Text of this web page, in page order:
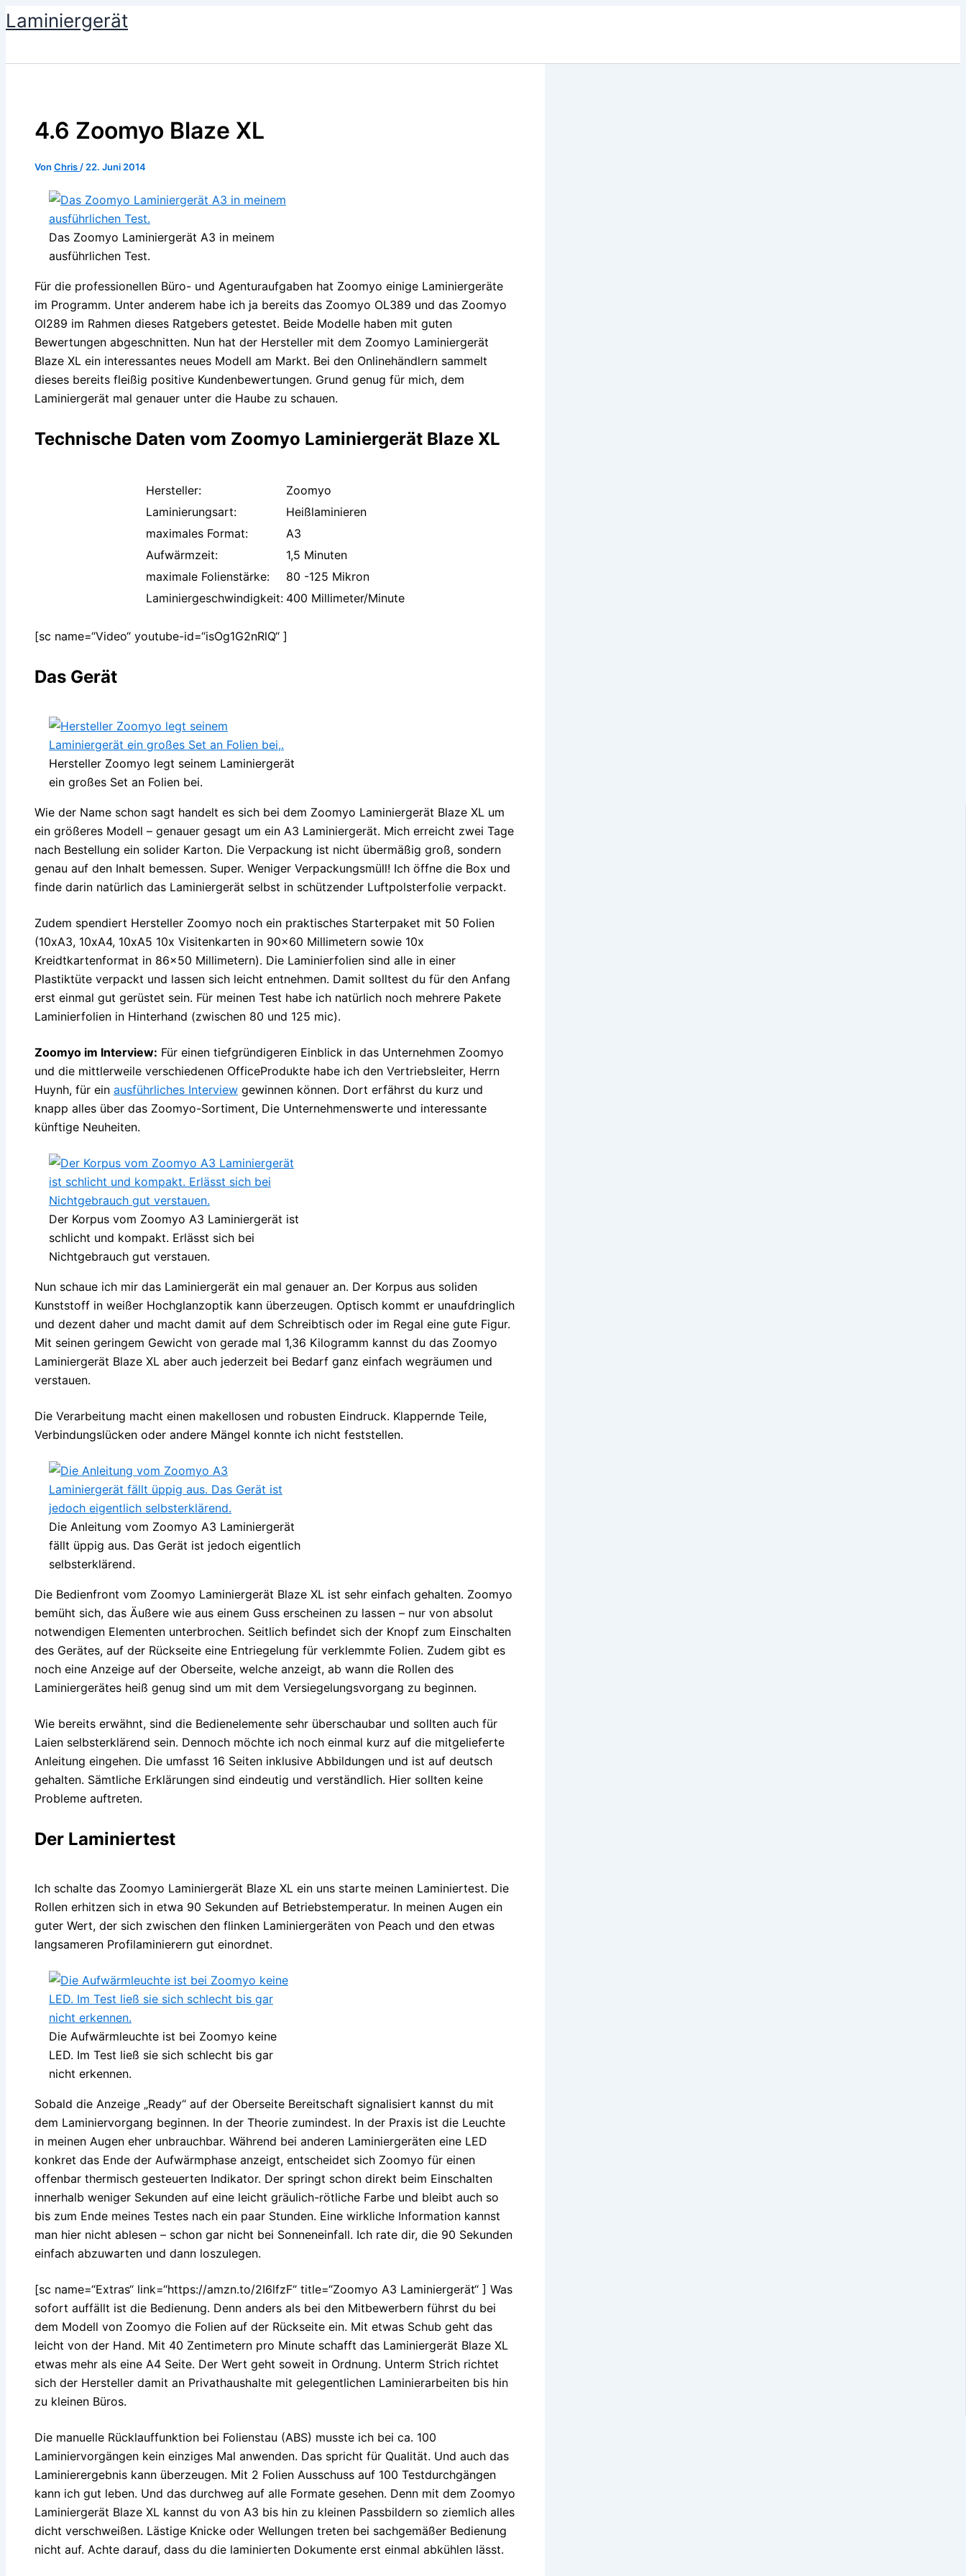
Zum
Inhalt
Laminiergerät
4.6 Zoomyo Blaze XL
Von Chris / 22. Juni 2014
Das Zoomyo Laminiergerät A3 in meinem
ausführlichen Test.
Für die professionellen Büro- und Agenturaufgaben hat Zoomyo einige Laminiergeräte
im Programm. Unter anderem habe ich ja bereits das Zoomyo OL389 und das Zoomyo
Ol289 im Rahmen dieses Ratgebers getestet. Beide Modelle haben mit guten
Bewertungen abgeschnitten. Nun hat der Hersteller mit dem Zoomyo Laminiergerät
Blaze XL ein interessantes neues Modell am Markt. Bei den Onlinehändlern sammelt
dieses bereits fleißig positive Kundenbewertungen. Grund genug für mich, dem
Laminiergerät mal genauer unter die Haube zu schauen.
Technische Daten vom Zoomyo Laminiergerät Blaze XL
Hersteller:
Zoomyo
Laminierungsart:
Heißlaminieren
maximales Format:
A3
Aufwärmzeit:
1,5 Minuten
maximale Folienstärke:
80 -125 Mikron
Laminiergeschwindigkeit: 400 Millimeter/Minute
[sc name=“Video“ youtube-id=“isOg1G2nRlQ“ ]
Das Gerät
Hersteller Zoomyo legt seinem Laminiergerät
ein großes Set an Folien bei.
Wie der Name schon sagt handelt es sich bei dem Zoomyo Laminiergerät Blaze XL um
ein größeres Modell – genauer gesagt um ein A3 Laminiergerät. Mich erreicht zwei Tage
nach Bestellung ein solider Karton. Die Verpackung ist nicht übermäßig groß, sondern
genau auf den Inhalt bemessen. Super. Weniger Verpackungsmüll! Ich öffne die Box und
finde darin natürlich das Laminiergerät selbst in schützender Luftpolsterfolie verpackt.
Zudem spendiert Hersteller Zoomyo noch ein praktisches Starterpaket mit 50 Folien
(10xA3, 10xA4, 10xA5 10x Visitenkarten in 90×60 Millimetern sowie 10x
Kreidtkartenformat in 86×50 Millimetern). Die Laminierfolien sind alle in einer
Plastiktüte verpackt und lassen sich leicht entnehmen. Damit solltest du für den Anfang
erst einmal gut gerüstet sein. Für meinen Test habe ich natürlich noch mehrere Pakete
Laminierfolien in Hinterhand (zwischen 80 und 125 mic).
Zoomyo im Interview: Für einen tiefgründigeren Einblick in das Unternehmen Zoomyo
und die mittlerweile verschiedenen OfficeProdukte habe ich den Vertriebsleiter, Herrn
Huynh, für ein ausführliches Interview gewinnen können. Dort erfährst du kurz und
knapp alles über das Zoomyo-Sortiment, Die Unternehmenswerte und interessante
künftige Neuheiten.
Der Korpus vom Zoomyo A3 Laminiergerät ist
schlicht und kompakt. Erlässt sich bei
Nichtgebrauch gut verstauen.
Nun schaue ich mir das Laminiergerät ein mal genauer an. Der Korpus aus soliden
Kunststoff in weißer Hochglanzoptik kann überzeugen. Optisch kommt er unaufdringlich
und dezent daher und macht damit auf dem Schreibtisch oder im Regal eine gute Figur.
Mit seinen geringem Gewicht von gerade mal 1,36 Kilogramm kannst du das Zoomyo
Laminiergerät Blaze XL aber auch jederzeit bei Bedarf ganz einfach wegräumen und
verstauen.
Die Verarbeitung macht einen makellosen und robusten Eindruck. Klappernde Teile,
Verbindungslücken oder andere Mängel konnte ich nicht feststellen.
Die Anleitung vom Zoomyo A3 Laminiergerät
fällt üppig aus. Das Gerät ist jedoch eigentlich
selbsterklärend.
Die Bedienfront vom Zoomyo Laminiergerät Blaze XL ist sehr einfach gehalten. Zoomyo
bemüht sich, das Äußere wie aus einem Guss erscheinen zu lassen – nur von absolut
notwendigen Elementen unterbrochen. Seitlich befindet sich der Knopf zum Einschalten
des Gerätes, auf der Rückseite eine Entriegelung für verklemmte Folien. Zudem gibt es
noch eine Anzeige auf der Oberseite, welche anzeigt, ab wann die Rollen des
Laminiergerätes heiß genug sind um mit dem Versiegelungsvorgang zu beginnen.
Wie bereits erwähnt, sind die Bedienelemente sehr überschaubar und sollten auch für
Laien selbsterklärend sein. Dennoch möchte ich noch einmal kurz auf die mitgelieferte
Anleitung eingehen. Die umfasst 16 Seiten inklusive Abbildungen und ist auf deutsch
gehalten. Sämtliche Erklärungen sind eindeutig und verständlich. Hier sollten keine
Probleme auftreten.
Der Laminiertest
Ich schalte das Zoomyo Laminiergerät Blaze XL ein uns starte meinen Laminiertest. Die
Rollen erhitzen sich in etwa 90 Sekunden auf Betriebstemperatur. In meinen Augen ein
guter Wert, der sich zwischen den flinken Laminiergeräten von Peach und den etwas
langsameren Profilaminierern gut einordnet.
Die Aufwärmleuchte ist bei Zoomyo keine
LED. Im Test ließ sie sich schlecht bis gar
nicht erkennen.
Sobald die Anzeige „Ready“ auf der Oberseite Bereitschaft signalisiert kannst du mit
dem Laminiervorgang beginnen. In der Theorie zumindest. In der Praxis ist die Leuchte
in meinen Augen eher unbrauchbar. Während bei anderen Laminiergeräten eine LED
konkret das Ende der Aufwärmphase anzeigt, entscheidet sich Zoomyo für einen
offenbar thermisch gesteuerten Indikator. Der springt schon direkt beim Einschalten
innerhalb weniger Sekunden auf eine leicht gräulich-rötliche Farbe und bleibt auch so
bis zum Ende meines Testes nach ein paar Stunden. Eine wirkliche Information kannst
man hier nicht ablesen – schon gar nicht bei Sonneneinfall. Ich rate dir, die 90 Sekunden
einfach abzuwarten und dann loszulegen.
[sc name=“Extras“ link=“https://amzn.to/2I6lfzF“ title=“Zoomyo A3 Laminiergerät“ ] Was
sofort auffällt ist die Bedienung. Denn anders als bei den Mitbewerbern führst du bei
dem Modell von Zoomyo die Folien auf der Rückseite ein. Mit etwas Schub geht das
leicht von der Hand. Mit 40 Zentimetern pro Minute schafft das Laminiergerät Blaze XL
etwas mehr als eine A4 Seite. Der Wert geht soweit in Ordnung. Unterm Strich richtet
sich der Hersteller damit an Privathaushalte mit gelegentlichen Laminierarbeiten bis hin
zu kleinen Büros.
Die manuelle Rücklauffunktion bei Folienstau (ABS) musste ich bei ca. 100
Laminiervorgängen kein einziges Mal anwenden. Das spricht für Qualität. Und auch das
Laminierergebnis kann überzeugen. Mit 2 Folien Ausschuss auf 100 Testdurchgängen
kann ich gut leben. Und das durchweg auf alle Formate gesehen. Denn mit dem Zoomyo
Laminiergerät Blaze XL kannst du von A3 bis hin zu kleinen Passbildern so ziemlich alles
dicht verschweißen. Lästige Knicke oder Wellungen treten bei sachgemäßer Bedienung
nicht auf. Achte darauf, dass du die laminierten Dokumente erst einmal abkühlen lässt.